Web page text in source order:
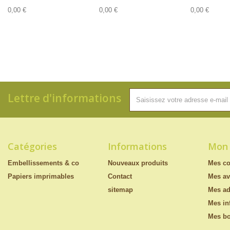
0,00 €
0,00 €
0,00 €
Lettre d'informations
Catégories
Embellissements & co
Papiers imprimables
Informations
Nouveaux produits
Contact
sitemap
Mes
Mes
Mes
Mes
Mes